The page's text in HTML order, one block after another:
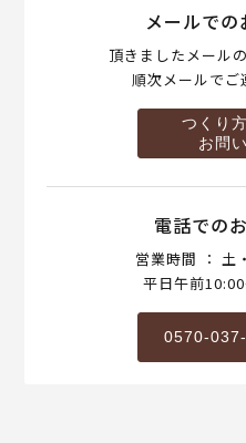
メールで
頂きましたメール
順次メールでご
つくり
お問
電話での
営業時間 ： 土
平日午前
0570-037-